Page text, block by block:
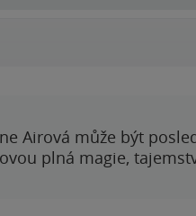
Airová může být
plná magie,